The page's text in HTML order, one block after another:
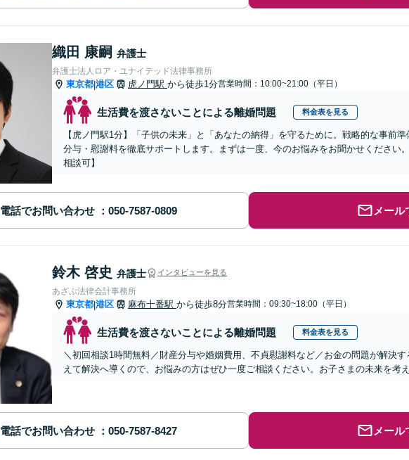
織田 康嗣 弁護士
弁護士法人ロア・ユナイテッド法律事務所
東京都|港区 虎ノ門駅 から徒歩1分営業時間：10:00~21:00（平日）
生活費を渡さないことによる離婚問題 料金表を見る
【虎ノ門駅1分】「子供の未来」と「あなたの納得」を守るために。戦略的な事前
分与・慰謝料を徹底サポートします。まずは一度、今のお悩みをお聞かせください
相談可】
電話でお問い合わせ メール
鈴木 啓史 弁護士 インタビューを見る
あざぶ法律会計事務所
東京都|港区 麻布十番駅 から徒歩8分営業時間：09:30~18:00（平日）
生活費を渡さないことによる離婚問題 料金表を見る
＼初回相談1時間無料／財産分与や婚姻費用、不貞慰謝料など／お金の問題が解決
えて解決へ導くので、お悩みの方はぜひ一度ご相談ください。お子さまの未来を考
電話でお問い合わせ メール